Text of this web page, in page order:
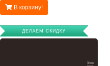
В корзину!
ДЕЛАЕМ СКИДКУ